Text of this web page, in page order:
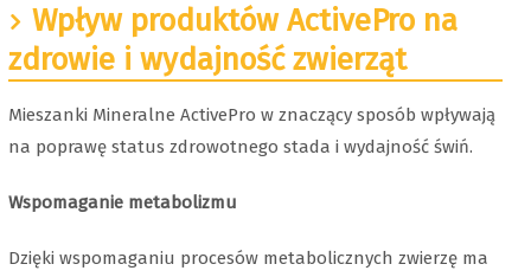
Wpływ produktów ActivePro na
zdrowie i wydajność zwierząt
Mieszanki Mineralne ActivePro w znaczący sposób wpływają
na poprawę status zdrowotnego stada i wydajność świń.
Wspomaganie metabolizmu
Dzięki wspomaganiu procesów metabolicznych zwierzę ma